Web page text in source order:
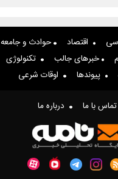
اقتصاد حوادث و جامعه
خبرهای جالب تکنولوژی
پیوندها اوقات شرعی
تماس با ما درباره ما